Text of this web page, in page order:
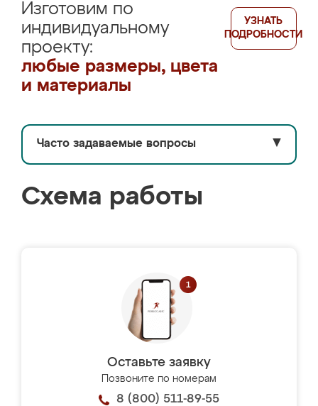
Изготовим по
индивидуальному
проекту:
любые размеры, цвета
и материалы
УЗНАТЬ
ПОДРОБНОСТИ
Часто задаваемые вопросы ▼
Схема работы
Оставьте заявку
Позвоните по номерам
8 (800) 511-89-55